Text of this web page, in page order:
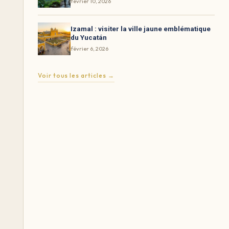
Izamal : visiter la ville jaune emblématique
du Yucatán
février 6, 2026
Voir tous les articles →